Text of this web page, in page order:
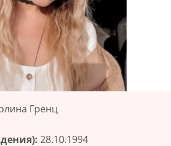
Гренц
28.10.1994